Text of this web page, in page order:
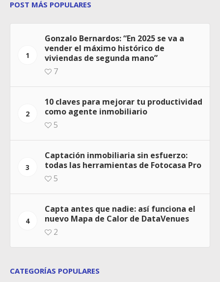
POST MÁS POPULARES
1
Gonzalo Bernardos: “En 2025 se va a
vender el máximo histórico de
viviendas de segunda mano”
7
2
10 claves para mejorar tu productividad
como agente inmobiliario
5
3
Captación inmobiliaria sin esfuerzo:
todas las herramientas de Fotocasa Pro
5
4
Capta antes que nadie: así funciona el
nuevo Mapa de Calor de DataVenues
2
CATEGORÍAS POPULARES